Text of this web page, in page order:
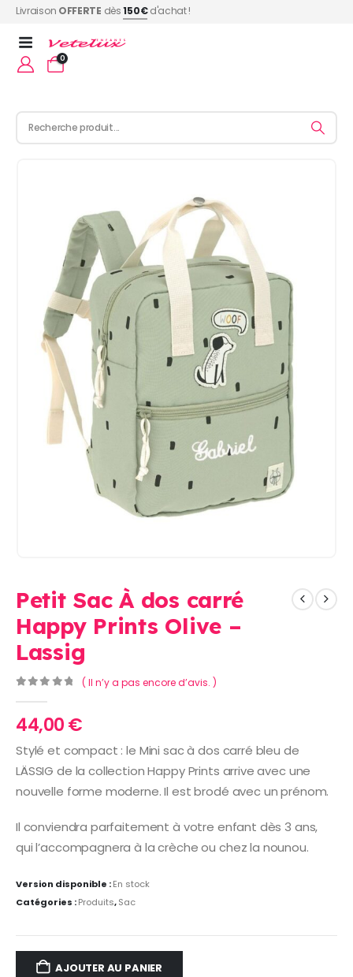
Livraison OFFERTE dès150€d'achat !
0
Petit Sac À dos carré
Happy Prints Olive –
Lassig
( Il n’y a pas encore d’avis. )
44,00€
Stylé et compact : le Mini sac à dos carré bleu de
LÄSSIG de la collection Happy Prints arrive avec une
nouvelle forme moderne. Il est brodé avec un prénom.
Il conviendra parfaitement à votre enfant dès 3 ans,
qui l’accompagnera à la crèche ou chez la nounou.
Version disponible :En stock
Catégories :Produits,Sac
AJOUTER AU PANIER